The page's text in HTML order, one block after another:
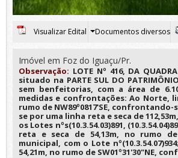
Visualizar Edital Documentos diversos
Imóvel em Foz do Iguaçu/Pr.
Observação: LOTE Nº 416, DA
situado na PARTE SUL DO
sem benfeitorias, com a área de
medidas e confrontações: Ao Norte,
rumo de NW89º0817'SE,
se por uma linha reta e seca de
os Lotes nºs(10.3.54.03)891,
reta e seca de 54,13m, no rumo de
municipal, com o Lote
54,21m, no rumo de SW01º31'30"NE,